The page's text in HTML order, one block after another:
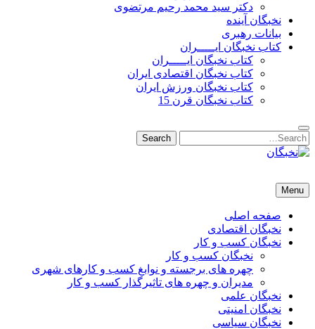
دکتر سید محمد رحیم مرتضوی
نخبگان آینده
بیانات رهبری
کتاب نخبگان ایـــــران
کتاب نخبگان ایـــــران
کتاب نخبگان اقتصادی ایران
کتاب نخبگان ورزش ایران
کتاب نخبگان قرن 15
Search
for:
Search
نخبگان تایمز/ کتاب نخبگان + پورتال رسمی کتاب نخبگان ایران –
ورزش ایران – کتاب نخبگان کسب و کار ایران – کتاب نخبگان ایران
Menu
صفحه اصلی
نخبگان اقتصادی
نخبگان کسب و کار
نخبگان کسب و کار
چهره های برجسته و نوابغ کسب و کارهای شهری
مدیران و چهره های تاثیرگذار کسب و کار
نخبگان علمی
نخبگان امنیتی
نخبگان سیاسی